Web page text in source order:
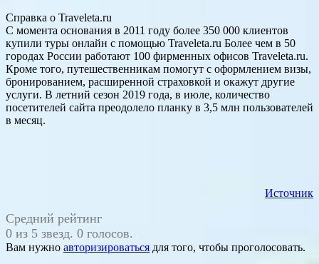
Справка о Traveleta.ru
С момента основания в 2011 году более 350 000 клиентов
купили туры онлайн с помощью Traveleta.ru Более чем в 50
городах России работают 100 фирменных офисов Traveleta.ru.
Кроме того, путешественникам помогут с оформлением визы,
бронированием, расширенной страховкой и окажут другие
услуги. В летний сезон 2019 года, в июле, количество
посетителей сайта преодолело планку в 3,5 млн пользователей
в месяц.
Источник
Средний рейтинг
0 из 5 звезд. 0 голосов.
Вам нужно авторизироваться для того, чтобы проголосовать.